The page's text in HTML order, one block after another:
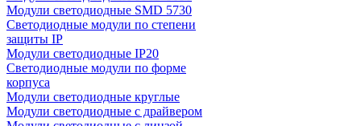
Модули светодиодные SMD 5730
Светодиодные модули по степени
защиты IP
Модули светодиодные IP20
Светодиодные модули по форме
корпуса
Модули светодиодные круглые
Модули светодиодные с драйвером